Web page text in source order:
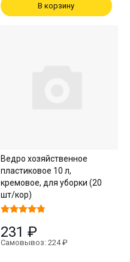
В корзину
Ведро хозяйственное
пластиковое 10 л,
кремовое, для уборки (20
шт/кор)
231 ₽
Самовывоз: 224 ₽